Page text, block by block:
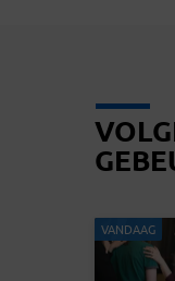
VANDAAG